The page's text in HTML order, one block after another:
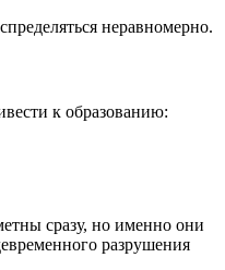
неравномерно.
к образованию:
сразу, но именно они
разрушения